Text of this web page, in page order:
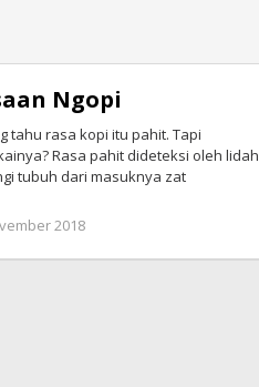
Ngopi
tahu rasa kopi itu pahit. Tapi
Rasa pahit dideteksi oleh lidah
tubuh dari masuknya zat
2018